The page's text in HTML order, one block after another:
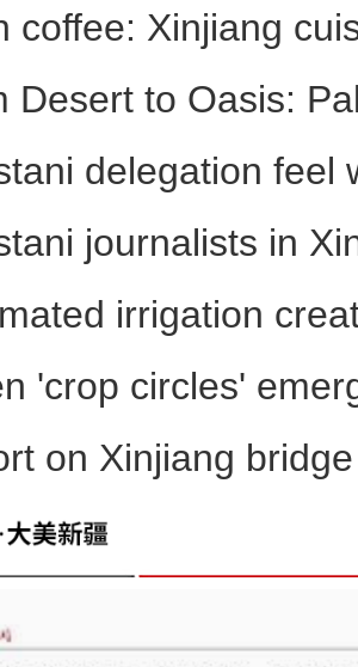
余台现代农机亮相新疆国
军！新疆足球少年终于有
们建更大一点的
coffee: Xinjiang
Desert to Oasis:
delegation feel
journalists in
irrigation
'crop circles'
on Xinjiang